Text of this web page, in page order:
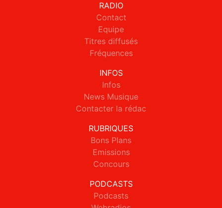
RADIO
Contact
Equipe
Titres diffusés
Fréquences
INFOS
Infos
News Musique
Contacter la rédac
RUBRIQUES
Bons Plans
Emissions
Concours
PODCASTS
Podcasts